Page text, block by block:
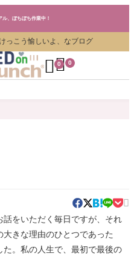
ル、ぼちぼち作業中！
ル、ぼちぼち作業中！
ル、ぼちぼち作業中！
っこう愉しいよ、なブログ
 0
 0

をいただく毎日ですが、それ
きな理由のひとつであった
た。私の人生で、最初で最後の